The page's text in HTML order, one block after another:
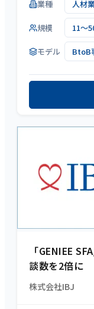
業種 人材
規模 11～
モデル BtoB
「GENIEE
談数を2倍に
株式会社IBJ